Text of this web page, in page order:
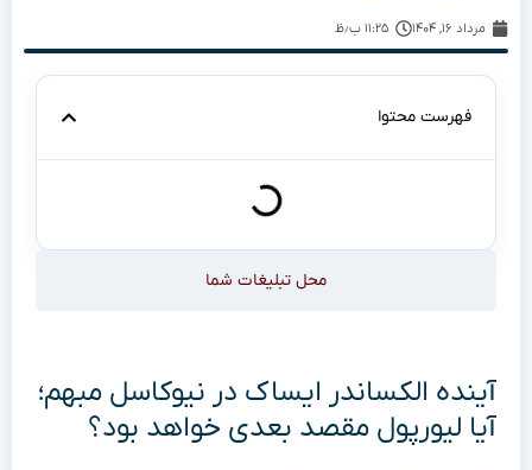
مرداد ۱۶, ۱۴۰۴ ۱۱:۲۵ ب٫ظ
فهرست محتوا
محل تبلیغات شما
آینده الکساندر ایساک در نیوکاسل مبهم؛
آیا لیورپول مقصد بعدی خواهد بود؟